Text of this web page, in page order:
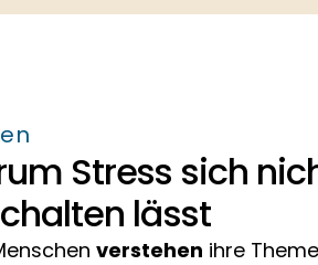
Stress sich
lässt
verstehen ihre